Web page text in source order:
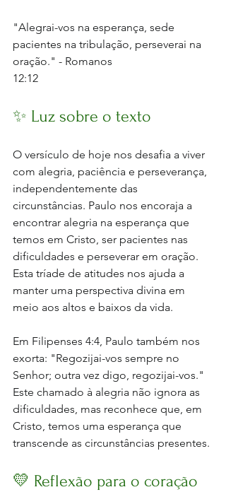
"Alegrai-vos na esperança, sede
pacientes na tribulação, perseverai na
oração." - Romanos
12:12
✨ Luz sobre o texto
O versículo de hoje nos desafia a viver
com alegria, paciência e perseverança,
independentemente das
circunstâncias. Paulo nos encoraja a
encontrar alegria na esperança que
temos em Cristo, ser pacientes nas
dificuldades e perseverar em oração.
Esta tríade de atitudes nos ajuda a
manter uma perspectiva divina em
meio aos altos e baixos da vida.
Em Filipenses 4:4, Paulo também nos
exorta: "Regozijai-vos sempre no
Senhor; outra vez digo, regozijai-vos."
Este chamado à alegria não ignora as
dificuldades, mas reconhece que, em
Cristo, temos uma esperança que
transcende as circunstâncias presentes.
💛 Reflexão para o coração